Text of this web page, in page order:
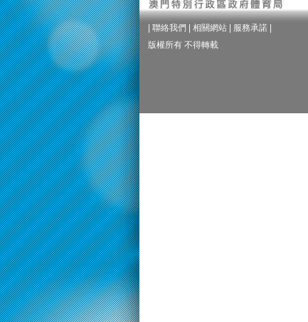
聯絡我們 相關網站 服務承諾
版權所有 不得轉載